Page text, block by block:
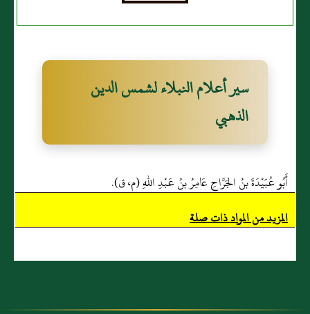
سير أعلام النبلاء لشمس الدين
الذهبي
أَبُو عُبَيْدَةَ بنُ الجَرَّاحِ عَامِرُ بنُ عَبْدِ اللهِ (م، ق).
المزيد من المواد ذات صلة